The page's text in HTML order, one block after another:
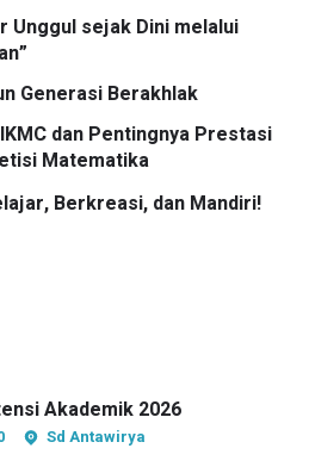
Unggul sejak Dini melalui
Generasi Berakhlak
dan Pentingnya Prestasi
Matematika
Berkreasi, dan Mandiri!
Akademik 2026
Sd Antawirya